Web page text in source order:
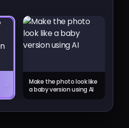
Make the photo look like
a baby version using AI